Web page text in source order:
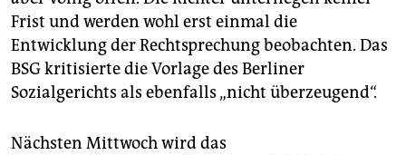
Frist und werden wohl erst einmal die
Entwicklung der Rechtsprechung beobachten. Das
BSG kritisierte die Vorlage des Berliner
Sozialgerichts als ebenfalls „nicht überzeugend“.
Nächsten Mittwoch wird das